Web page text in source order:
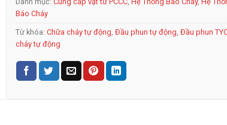
Báo Cháy
Từ khóa: Chữa cháy tự động, Đầu phun tự động, Đầu phun
cháy tự động